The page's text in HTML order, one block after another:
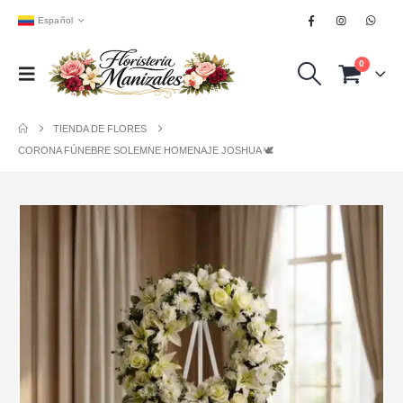
Español
0
TIENDA DE FLORES
CORONA FÚNEBRE SOLEMNE HOMENAJE JOSHUA 🕊️